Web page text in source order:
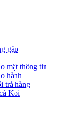
gặp
mật thông tin
hành
trả hàng
Koi